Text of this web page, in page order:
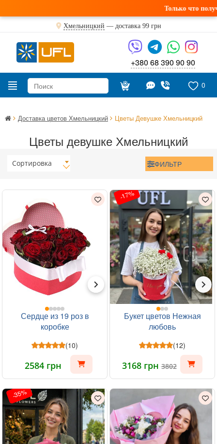
Только что получили свежую
Хмельницкий — доставка 99 грн
+380 68 390 90 90
0
Доставка цветов Хмельницкий Цветы Девушке Хмельницкий
Цветы девушке Хмельницкий
Сортировка ФИЛЬТР
Сердце из 19 роз в
коробке
(10)
2584 грн
-17%
Букет цветов Нежная
любовь
(12)
3168 грн3802
-35%